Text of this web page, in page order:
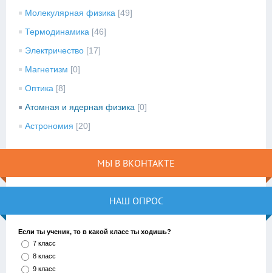
Молекулярная физика [49]
Термодинамика [46]
Электричество [17]
Магнетизм [0]
Оптика [8]
Атомная и ядерная физика [0]
Астрономия [20]
МЫ В ВКОНТАКТЕ
НАШ ОПРОС
Если ты ученик, то в какой класс ты ходишь?
7 класс
8 класс
9 класс